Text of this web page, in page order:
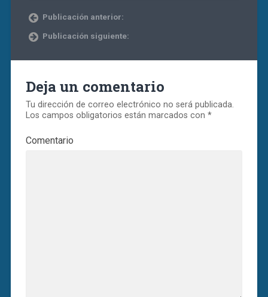
Publicación anterior:
Publicación siguiente:
Deja un comentario
Tu dirección de correo electrónico no será publicada.
Los campos obligatorios están marcados con *
Comentario